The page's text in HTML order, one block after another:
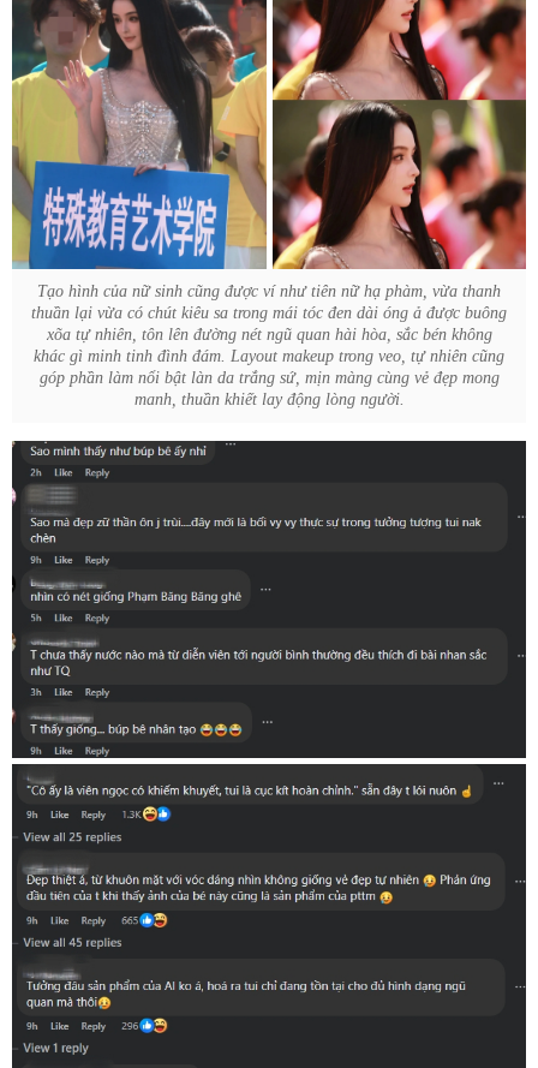
Tạo hình của nữ sinh cũng được ví như tiên nữ hạ phàm, vừa thanh
thuần lại vừa có chút kiêu sa trong mái tóc đen dài óng ả được buông
xõa tự nhiên, tôn lên đường nét ngũ quan hài hòa, sắc bén không
khác gì minh tinh đình đám. Layout makeup trong veo, tự nhiên cũng
góp phần làm nổi bật làn da trắng sứ, mịn màng cùng vẻ đẹp mong
manh, thuần khiết lay động lòng người.